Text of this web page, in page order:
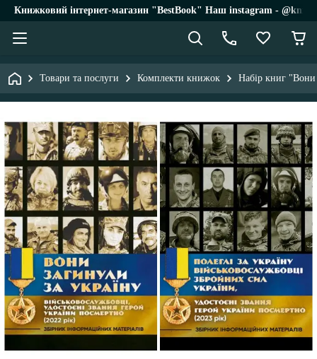
Книжковий інтернет-магазин "BestBook" Наш instagram -
Товари та послуги Комплекти книжок Набір книг "Вони